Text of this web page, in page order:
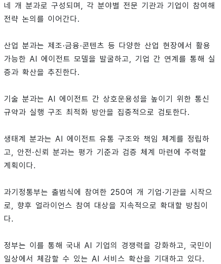
네 개 분과로 구성되며, 각 분야별 전문 기관과 기업이 참여해
전략 논의를 이어간다.
산업 분과는 제조·금융·콘텐츠 등 다양한 산업 현장에서 활용
가능한 AI 에이전트 모델을 발굴하고, 기업 간 연계를 통해 실
증과 확산을 추진한다.
기술 분과는 AI 에이전트 간 상호운용성을 높이기 위한 통신
규약과 실행 구조 최적화 방안을 집중적으로 검토한다.
생태계 분과는 AI 에이전트 유통 구조와 책임 체계를 정립하
고, 안전·신뢰 분과는 평가 기준과 검증 체계 마련에 주력할
계획이다.
과기정통부는 출범식에 참여한 250여 개 기업·기관을 시작으
로, 향후 얼라이언스 참여 대상을 지속적으로 확대할 방침이
다.
정부는 이를 통해 국내 AI 기업의 경쟁력을 강화하고, 국민이
일상에서 체감할 수 있는 AI 서비스 확산을 기대하고 있다.